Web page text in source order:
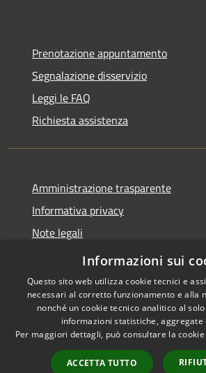
Prenotazione appuntamento
Segnalazione disservizio
Leggi le FAQ
Richiesta assistenza
Amministrazione trasparente
Informativa privacy
Note legali
Dichiarazione di accessibilità 2025
Accessibilità
Osio
Informazioni sui
Questo sito web utilizza cookie tecnici e
necessari al corretto funzionamento e alla
nonché un cookie tecnico analitico al
informazioni statistiche, aggregate
Per maggiori dettagli, può consultare la
ACCETTA TUTTO